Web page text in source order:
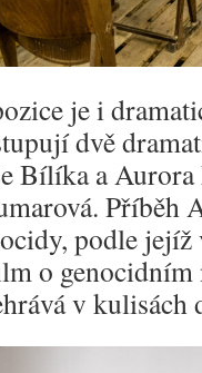
je i
dvě
Bílíka a
Příběh
podle
o
v